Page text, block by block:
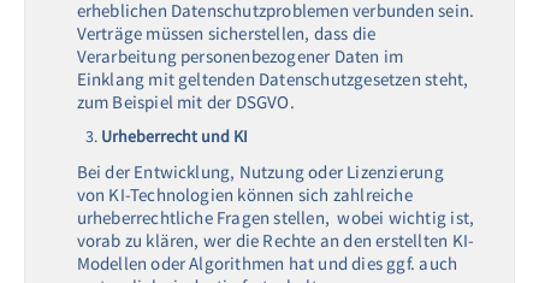
erheblichen Datenschutzproblemen verbunden sein.
Verträge müssen sicherstellen, dass die
Verarbeitung personenbezogener Daten im
Einklang mit geltenden Datenschutzgesetzen steht,
zum Beispiel mit der DSGVO.
Urheberrecht und KI
Bei der Entwicklung, Nutzung oder Lizenzierung
von KI-Technologien können sich zahlreiche
urheberrechtliche Fragen stellen, wobei wichtig ist,
vorab zu klären, wer die Rechte an den erstellten KI-
Modellen oder Algorithmen hat und dies ggf. auch